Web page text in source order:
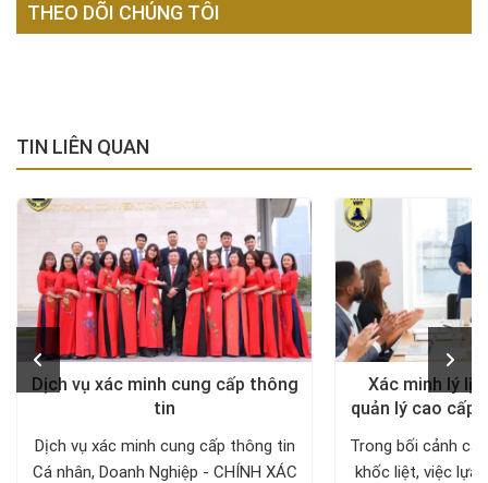
THEO DÕI CHÚNG TÔI
TIN LIÊN QUAN
Dịch vụ xác minh cung cấp thông
tin
Dịch vụ xác minh cung cấp thông tin
Cá nhân, Doanh Nghiệp - CHÍNH XÁC
Xác minh lý
quản lý cao cấp
Trong bối cảnh
khốc liệt, việc lựa